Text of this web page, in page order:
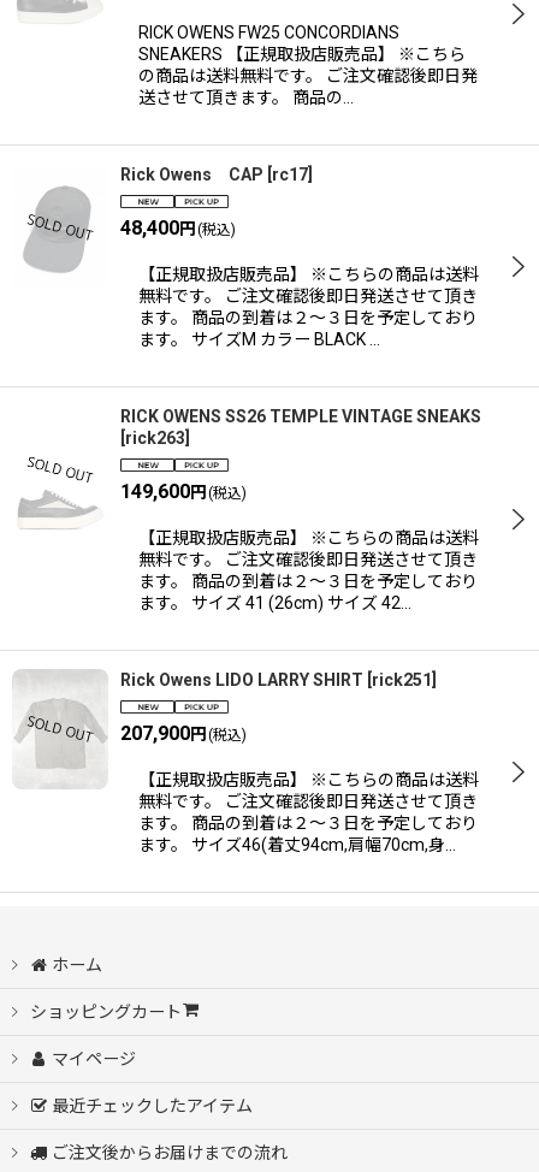
RICK OWENS FW25 CONCORDIANS
SNEAKERS 【正規取扱店販売品】 ※こちら
の商品は送料無料です。 ご注文確認後即日発
送させて頂きます。 商品の…
Rick Owens CAP rc17
48,400円 (税込)
【正規取扱店販売品】 ※こちらの商品は送料
無料です。 ご注文確認後即日発送させて頂き
ます。 商品の到着は２〜３日を予定しており
ます。 サイズM カラー BLACK …
RICK OWENS SS26 TEMPLE VINTAGE SNEAKS
rick263
149,600円 (税込)
【正規取扱店販売品】 ※こちらの商品は送料
無料です。 ご注文確認後即日発送させて頂き
ます。 商品の到着は２〜３日を予定しており
ます。 サイズ 41 (26cm) サイズ 42…
Rick Owens LIDO LARRY SHIRT rick251
207,900円 (税込)
【正規取扱店販売品】 ※こちらの商品は送料
無料です。 ご注文確認後即日発送させて頂き
ます。 商品の到着は２〜３日を予定しており
ます。 サイズ46(着丈94cm,肩幅70cm,身…
ホーム
ショッピングカート
マイページ
最近チェックしたアイテム
ご注文後からお届けまでの流れ